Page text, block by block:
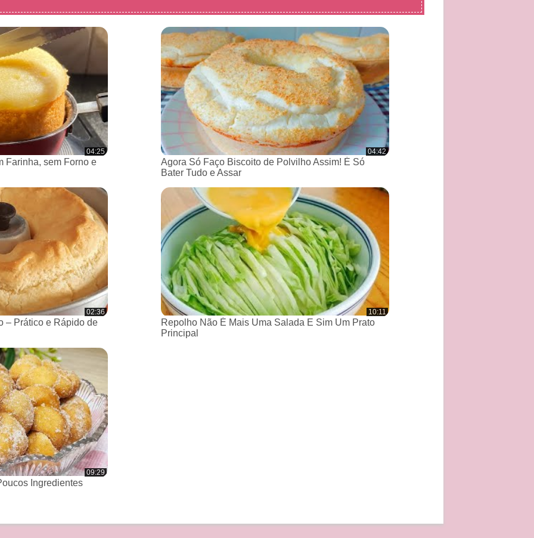
04:25
Farinha, sem Forno e
04:42
Agora Só Faço Biscoito de Polvilho Assim! É Só
Bater Tudo e Assar
02:36
– Prático e Rápido de
10:11
Repolho Não É Mais Uma Salada E Sim Um Prato
Principal
09:29
Ingredientes